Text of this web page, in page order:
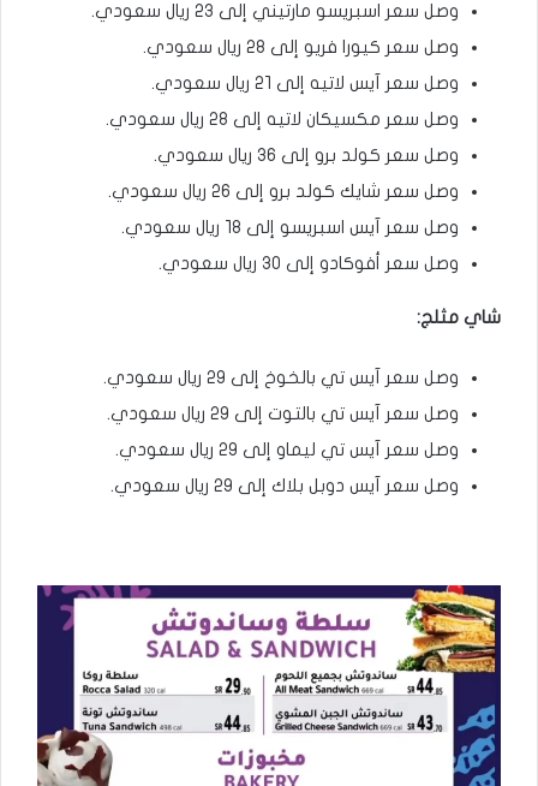
وصل سعر اسبريسو مارتيني إلى ٢٣ ريال سعودي.
وصل سعر كيورا فريو إلى ٢٨ ريال سعودي.
وصل سعر آيس لاتيه إلى ٢١ ريال سعودي.
وصل سعر مكسيكان لاتيه إلى ٢٨ ريال سعودي.
وصل سعر كولد برو إلى ٣٦ ريال سعودي.
وصل سعر شايك كولد برو إلى ٢٦ ريال سعودي.
وصل سعر آيس اسبريسو إلى ١٨ ريال سعودي.
وصل سعر أفوكادو إلى ٣٠ ريال سعودي.
شاي مثلج:
وصل سعر آيس تي بالخوخ إلى ٢٩ ريال سعودي.
وصل سعر آيس تي بالتوت إلى ٢٩ ريال سعودي.
وصل سعر آيس تي ليماو إلى ٢٩ ريال سعودي.
وصل سعر آيس دوبل بلاك إلى ٢٩ ريال سعودي.